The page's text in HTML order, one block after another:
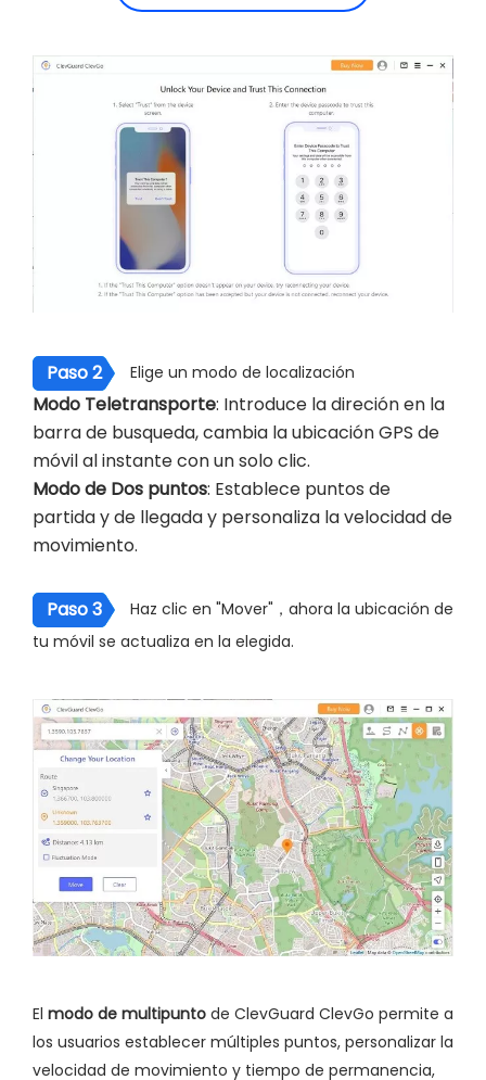
Paso 2 Elige un modo de localización
Modo Teletransporte: Introduce la direción en la
barra de busqueda, cambia la ubicación GPS de
móvil al instante con un solo clic.
Modo de Dos puntos: Establece puntos de
partida y de llegada y personaliza la velocidad de
movimiento.
Paso 3
Haz clic en "Mover"，ahora la ubicación de
tu móvil se actualiza en la elegida.
El modo de multipunto de ClevGuard ClevGo permite a
los usuarios establecer múltiples puntos, personalizar la
velocidad de movimiento y tiempo de permanencia,